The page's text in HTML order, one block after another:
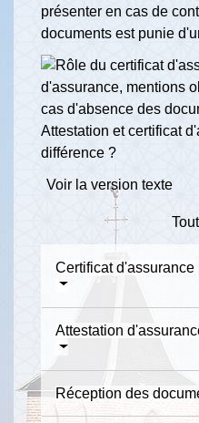
présenter en cas de
documents est punie
Attestation et certificat
différence ?
Voir la version texte
Certificat
Attestation
Réception des